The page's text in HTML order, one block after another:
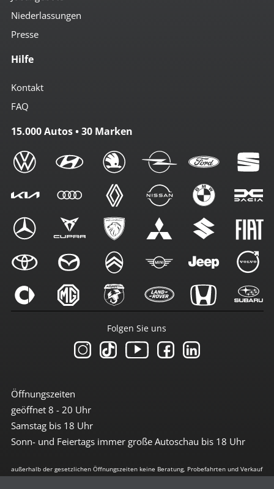
Niederlassungen
Presse
Hilfe
Kontakt
FAQ
15.000 Autos • 30 Marken
Öffnungszeiten
geöffnet 8 - 20 Uhr
Samstag bis 18 Uhr
Sonn- und Feiertags immer große Autoschau bis 18 Uhr
Folgen Sie uns
außerhalb der gesetzlichen Öffnungszeiten keine Beratung, Probefahrten und Verkauf